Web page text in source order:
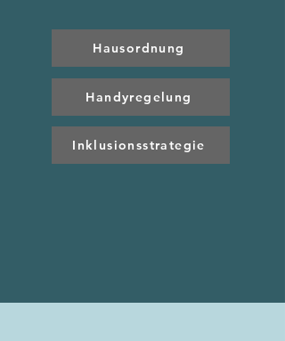
Hausordnung
Handyregelung
Inklusionsstrategie